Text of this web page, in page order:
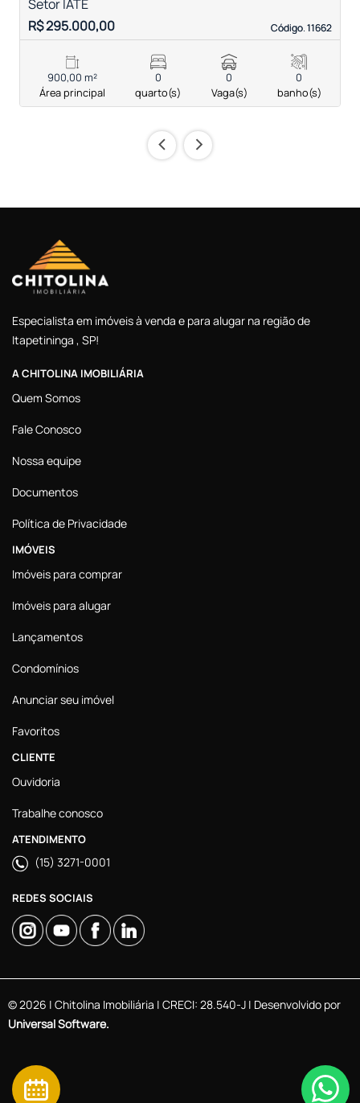
Código. 11662
Código. 11662
Setor IATE
R$ 295.000,00
900,00 m²
Área principal
0
quarto(s)
0
Vaga(s)
0
banho(s)
‹ ›
Especialista em imóveis à venda e para alugar na região de
Itapetininga , SP!
A CHITOLINA IMOBILIÁRIA
Quem Somos
Fale Conosco
Nossa equipe
Documentos
Política de Privacidade
IMÓVEIS
Imóveis para comprar
Imóveis para alugar
Lançamentos
Condomínios
Anunciar seu imóvel
Favoritos
CLIENTE
Ouvidoria
Trabalhe conosco
ATENDIMENTO
(15) 3271-0001
REDES SOCIAIS
© 2026 | Chitolina Imobiliária | CRECI: 28.540-J | Desenvolvido por
Universal Software.